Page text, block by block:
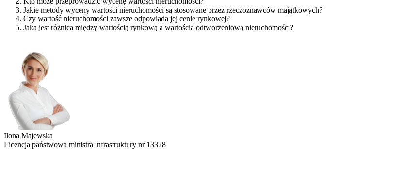
Jakie metody wyceny wartości nieruchomości są stosowane przez rzeczoznawców majątkowych?
Czy wartość nieruchomości zawsze odpowiada jej cenie rynkowej?
Jaka jest różnica między wartością rynkową a wartością odtworzeniową nieruchomości?
Ilona Majewska
Licencja państwowa ministra infrastruktury nr 13328